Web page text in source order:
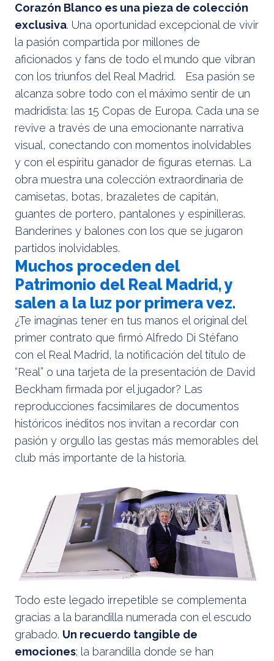
Corazón Blanco es una pieza de colección
exclusiva. Una oportunidad excepcional de vivir
la pasión compartida por millones de
aficionados y fans de todo el mundo que vibran
con los triunfos del Real Madrid. Esa pasión se
alcanza sobre todo con el máximo sentir de un
madridista: las 15 Copas de Europa. Cada una se
revive a través de una emocionante narrativa
visual, conectando con momentos inolvidables
y con el espíritu ganador de figuras eternas. La
obra muestra una colección extraordinaria de
camisetas, botas, brazaletes de capitán,
guantes de portero, pantalones y espinilleras.
Banderines y balones con los que se jugaron
partidos inolvidables.
Muchos proceden del
Patrimonio del Real Madrid, y
salen a la luz por primera vez.
¿Te imaginas tener en tus manos el original del
primer contrato que firmó Alfredo Di Stéfano
con el Real Madrid, la notificación del título de
“Real” o una tarjeta de la presentación de David
Beckham firmada por el jugador? Las
reproducciones facsimilares de documentos
históricos inéditos nos invitan a recordar con
pasión y orgullo las gestas más memorables del
club más importante de la historia.
Todo este legado irrepetible se complementa
gracias a la barandilla numerada con el escudo
grabado. Un recuerdo tangible de
emociones; la barandilla donde se han